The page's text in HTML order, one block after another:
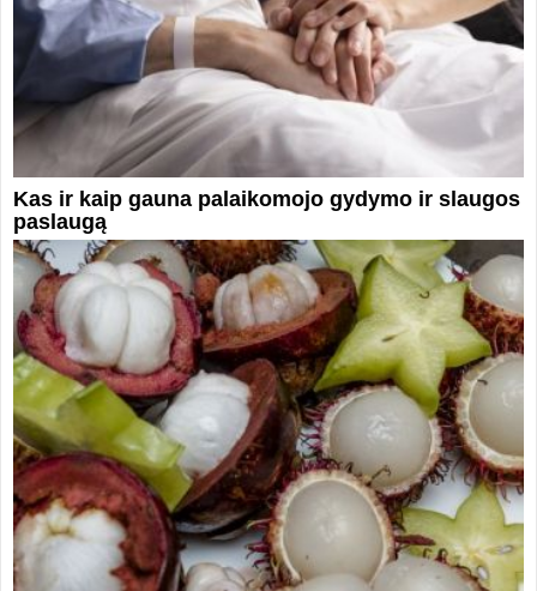
Kas ir kaip gauna palaikomojo gydymo ir slaugos
paslaugą